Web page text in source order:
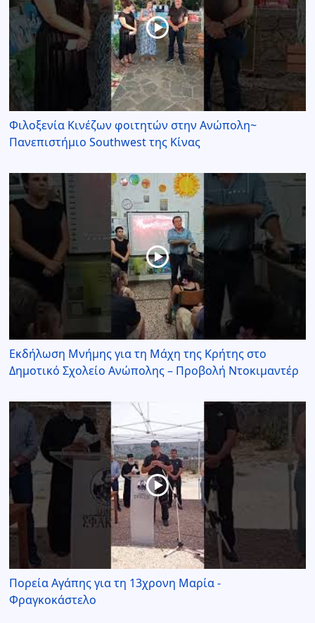
Φιλοξενία Κινέζων φοιτητών στην Ανώπολη~
Πανεπιστήμιο Southwest της Κίνας
Εκδήλωση Μνήμης για τη Μάχη της Κρήτης στο
Δημοτικό Σχολείο Ανώπολης – Προβολή Ντοκιμαντέρ
Πορεία Αγάπης για τη 13χρονη Μαρία -
Φραγκοκάστελο